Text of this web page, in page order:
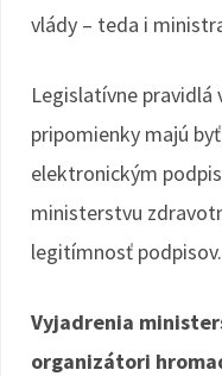
vlády – teda i
Legislatívne pravidlá
pripomienky majú
elektronickým
ministerstvu
legitímnosť podpisov.
Vyjadrenia
organizátori